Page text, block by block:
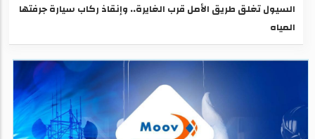
السيول تغلق طريق الأمل قرب الغايرة.. وإنقاذ ركاب سيارة جرفتها
المياه